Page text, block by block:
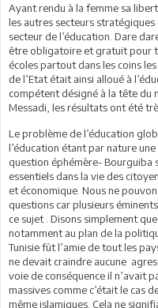
Ayant rendu à la femme sa
les autres secteurs
secteur de l’éducation. Dare
être obligatoire et gratuit pour
écoles partout dans les coins
de l’Etat était ainsi alloué à
compétent désigné à la tête du
Messadi, les résultats ont été
Le problème de l’éducation
l’éducation étant par nature
question éphémère- Bourguiba
essentiels dans la vie des
et économique. Nous ne
questions car plusieurs
ce sujet . Disons simplement
notamment au plan de la
Tunisie fût l’amie de tout les
ne devait craindre aucune
voie de conséquence il n’avait
massives comme c’était le cas
même islamiques. Cela ne